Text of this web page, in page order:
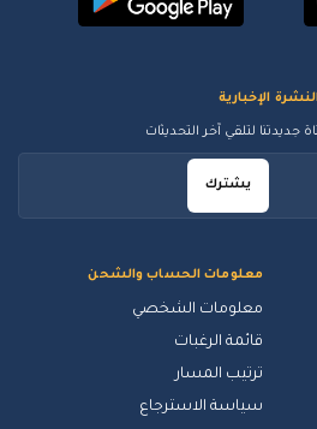
معلومات الحساب والشحن
معلومات الشخصي
قائمة الرغبات
ترتيب المسار
سياسة الاسترجاع
الإخبارية
جديدتنا لتلقي آخر التحديثات
يشترك